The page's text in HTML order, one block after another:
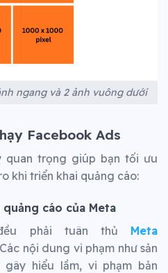
ngang và 2 ảnh vuông dưới
Facebook Ads
quan trọng giúp bạn tối ưu
khi triển khai quảng cáo:
quảng cáo của Meta
phải tuân thủ Meta
nội dung vi phạm như sản
hiểu lầm, vi phạm bản